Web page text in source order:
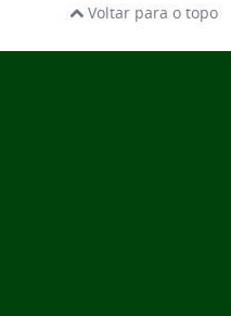
Voltar para o topo